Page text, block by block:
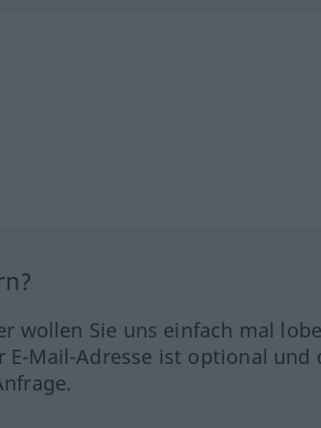
wollen Sie uns einfach mal
E-Mail-Adresse ist optional und